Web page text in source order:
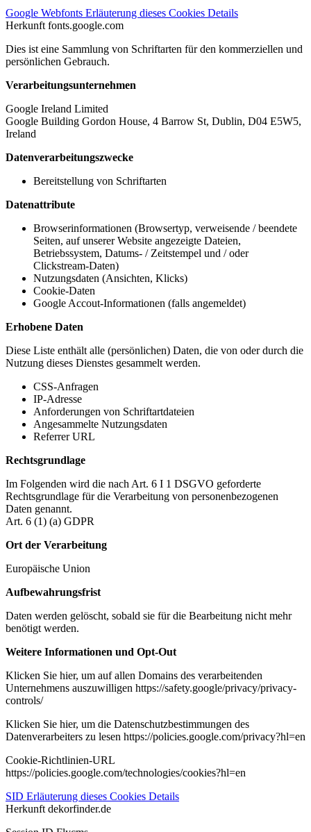
Google Webfonts Erläuterung dieses Cookies Details
Herkunft fonts.google.com
Dies ist eine Sammlung von Schriftarten für den kommerziellen und
persönlichen Gebrauch.
Verarbeitungsunternehmen
Google Ireland Limited
Google Building Gordon House, 4 Barrow St, Dublin, D04 E5W5,
Ireland
Datenverarbeitungszwecke
Bereitstellung von Schriftarten
Datenattribute
Browserinformationen (Browsertyp, verweisende / beendete
Seiten, auf unserer Website angezeigte Dateien,
Betriebssystem, Datums- / Zeitstempel und / oder
Clickstream-Daten)
Nutzungsdaten (Ansichten, Klicks)
Cookie-Daten
Google Accout-Informationen (falls angemeldet)
Erhobene Daten
Diese Liste enthält alle (persönlichen) Daten, die von oder durch die
Nutzung dieses Dienstes gesammelt werden.
CSS-Anfragen
IP-Adresse
Anforderungen von Schriftartdateien
Angesammelte Nutzungsdaten
Referrer URL
Rechtsgrundlage
Im Folgenden wird die nach Art. 6 I 1 DSGVO geforderte
Rechtsgrundlage für die Verarbeitung von personenbezogenen
Daten genannt.
Art. 6 (1) (a) GDPR
Ort der Verarbeitung
Europäische Union
Aufbewahrungsfrist
Daten werden gelöscht, sobald sie für die Bearbeitung nicht mehr
benötigt werden.
Weitere Informationen und Opt-Out
Klicken Sie hier, um auf allen Domains des verarbeitenden
Unternehmens auszuwilligen https://safety.google/privacy/privacy-
controls/
Klicken Sie hier, um die Datenschutzbestimmungen des
Datenverarbeiters zu lesen https://policies.google.com/privacy?hl=en
Cookie-Richtlinien-URL
https://policies.google.com/technologies/cookies?hl=en
SID Erläuterung dieses Cookies Details
Herkunft dekorfinder.de